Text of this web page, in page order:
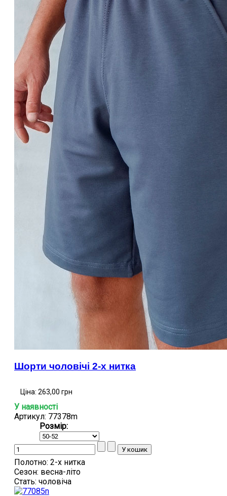
Шорти чоловічі 2-х нитка
Ціна: 263,00 грн
У наявності
Артикул: 77378m
Розмір:
Полотно: 2-х нитка
Сезон: весна-літо
Стать: чоловіча